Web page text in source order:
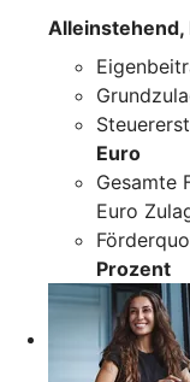
Euro
Gesamte
Euro
Prozent